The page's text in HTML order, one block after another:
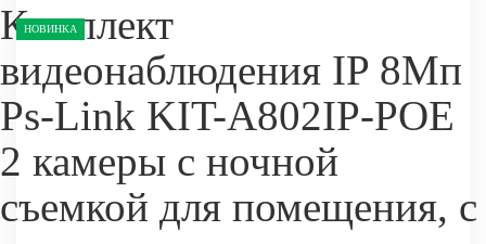
НОВИНКА
Комплект
видеонаблюдения IP 8Мп
Ps-Link KIT-A802IP-POE
2 камеры с ночной
съемкой для помещения, с